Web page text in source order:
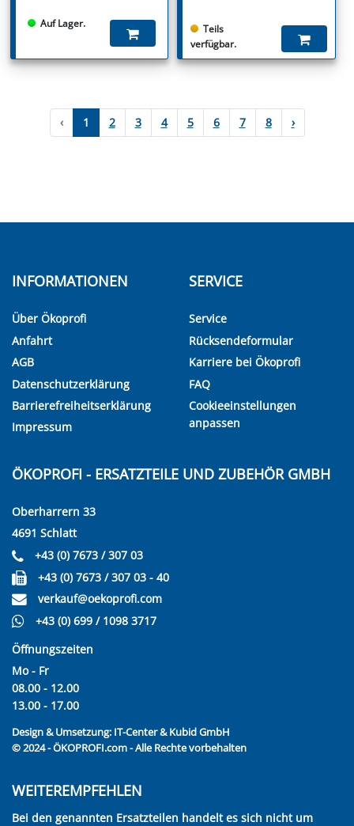
Auf Lager.
Teils
verfügbar.
‹ 1 2 3 4 5 6 7 8 ›
INFORMATIONEN
Über Ökoprofi
Anfahrt
AGB
Datenschutzerklärung
Barrierefreiheitserklärung
Impressum
SERVICE
Service
Rücksendeformular
Karriere bei Ökoprofi
FAQ
Cookieeinstellungen
anpassen
ÖKOPROFI - ERSATZTEILE UND ZUBEHÖR GMBH
Oberharrern 33
4691 Schlatt
+43 (0) 7673 / 307 03
+43 (0) 7673 / 307 03 - 40
verkauf@oekoprofi.com
+43 (0) 699 / 1098 3717
Öffnungszeiten
Mo - Fr
08.00 - 12.00
13.00 - 17.00
Design & Umsetzung: IT-Center & Kubid GmbH
© 2024 - ÖKOPROFI.com - Alle Rechte vorbehalten
WEITEREMPFEHLEN
Bei den genannten Ersatzteilen handelt es sich nicht um